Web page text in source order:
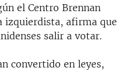
el Centro Brennan
izquierdista, afirma que
salir a votar.
convertido en leyes,